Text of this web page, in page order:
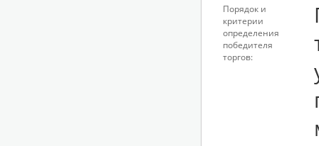
Порядок и
критерии
определения
победителя
торгов: